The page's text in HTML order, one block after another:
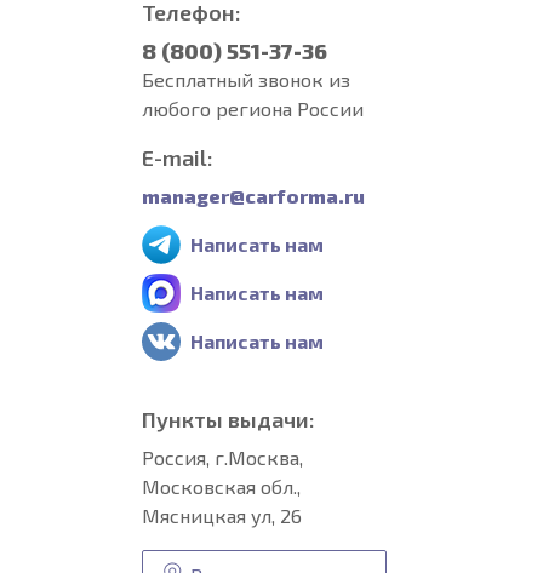
Телефон:
8 (800) 551-37-36
Бесплатный звонок из
любого региона России
E-mail:
manager@carforma.ru
Написать нам
Написать нам
Написать нам
Пункты выдачи:
Россия, г.Москва,
Московская обл.,
Мясницкая ул, 26